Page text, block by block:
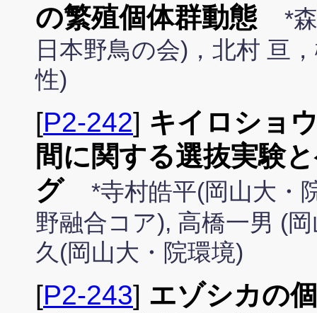
の繁殖個体群動態
*
日本野鳥の会)，北村 亘
性)
[P2-242] キイロショ
間に関する選抜実験
グ
*寺村皓平(岡山大・
野融合コア), 高橋一男 (
久(岡山大・院環境)
[P2-243] エゾシカの